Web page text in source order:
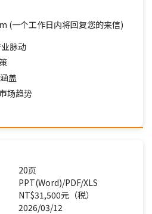
一个工作日内将回复您的来信)
脉动
盖
场趋势
20页
PPT(Word)/PDF/XLS
NT$31,500元（税）
2026/03/12